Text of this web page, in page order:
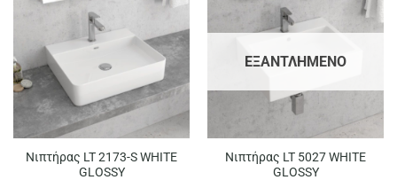
Νιπτήρας LT 2173-S WHITE
GLOSSY
ΕΞΑΝΤΛΗΜΈΝΟ
Νιπτήρας LT 5027 WHITE
GLOSSY